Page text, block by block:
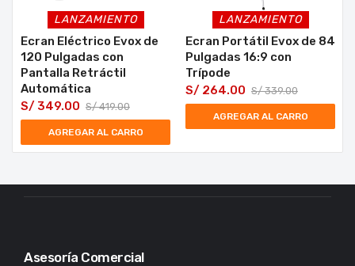
LANZAMIENTO
Ecran Eléctrico Evox de
120 Pulgadas con
Pantalla Retráctil
Automática
S/419.00
S/ 349.00
AGREGAR AL CARRO
LANZAMIENTO
Ecran Portátil Evox de 84
Pulgadas 16:9 con
Trípode
S/339.00
S/ 264.00
AGREGAR AL CARRO
Asesoría Comercial